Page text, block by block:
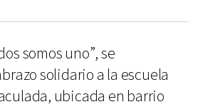
somos uno”, se
solidario a la escuela
ubicada en barrio